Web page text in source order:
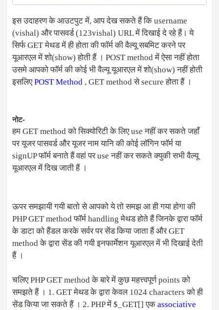
इस उदाहरण के आउटपुट में, आप देख सकते हैं कि username
(vishal) और पासवर्ड (123vishal) URL में दिखाई दे रहे हैं। ये
सिर्फ GET मेथड में ही होता की फॉर्म की वैल्यू सबमिट करने पर
यूआरएल में शो(show) होती हैं । POST method में ऐसा नहीं होता
उसमे आपको फॉर्म की कोई भी वैल्यू यूआरएल में शो(show) नहीं होती
इसलिएPOST Method , GET method से secure होता हैं ।
नोट-
हम GET method को सिक्योरिटी के लिए use नहीं कर सकते जहाँ
पर यूजर पासवर्ड और यूजर नाम यानि की कोई लॉगिन फॉर्म या
signUP फॉर्म बनाते हैं वहां पर use नहीं कर सकते क्युकी सभी वैल्यू
यूआरएल में दिख जाती हैं ।
ऊपर समझायी गयी बातो से आपको ये तो समझ आ ही गया होगा की
PHP GET method फॉर्म handling मेथड होते हैं जिनके द्वारा फॉर्म
के डाटा को हैंडल करके सर्वर पर सेंड किया जाता हैं और GET
method के द्वारा सेंड की गयी इनफार्मेशन यूआरएल में भी दिखाई देती
हैं ।
चलिए PHP GET method के बारे में कुछ महत्त्वपूर्ण points को
समझते हैं । 1. GET मेथड के द्वारा केवल 1024 characters को ही
सेंड किया जा सकते हैं । 2. PHP में $_GET[] एक associative